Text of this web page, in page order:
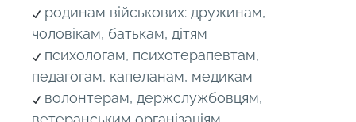
родинам військових: дружинам,
чоловікам, батькам, дітям
психологам, психотерапевтам,
педагогам, капеланам, медикам
волонтерам, держслужбовцям,